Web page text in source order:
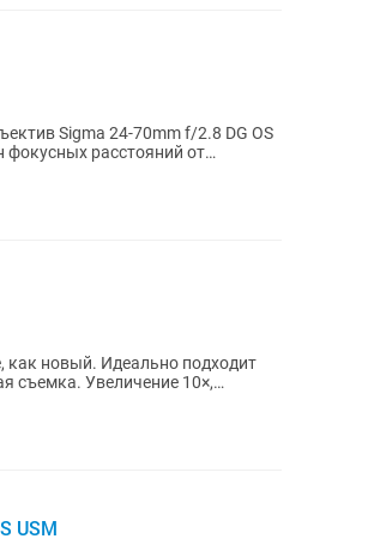
Sigma 24-70mm f/2.8 DG OS
фокусных расстояний от
подходит
съемка. Увеличение 10×,
USM